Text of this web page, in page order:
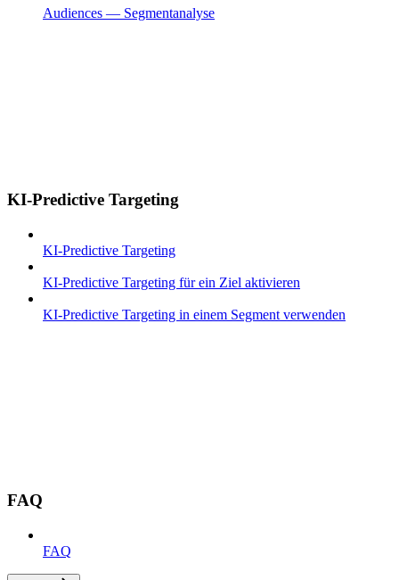
Audiences — Segmentanalyse
KI-Predictive Targeting
KI-Predictive Targeting
KI-Predictive Targeting für ein Ziel aktivieren
KI-Predictive Targeting in einem Segment verwenden
FAQ
FAQ